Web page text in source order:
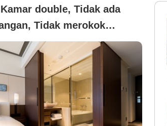
double, Tidak ada
Tidak merokok
Double)